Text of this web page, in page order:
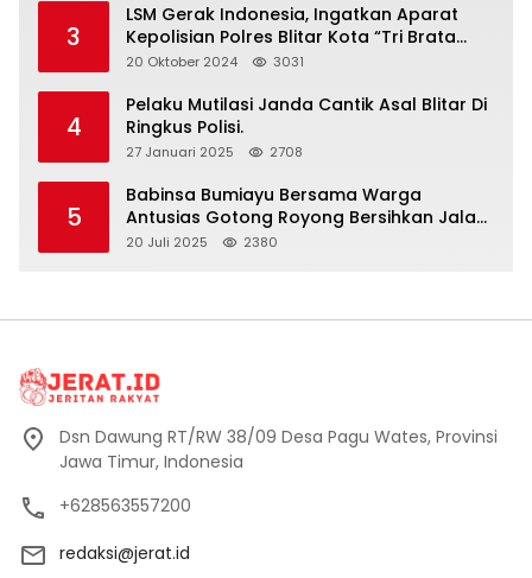
3
LSM Gerak Indonesia, Ingatkan Aparat
Kepolisian Polres Blitar Kota “Tri Brata
Polri” Harus Diamalkan
20 Oktober 2024 3031
4
Pelaku Mutilasi Janda Cantik Asal Blitar Di
Ringkus Polisi.
27 Januari 2025 2708
5
Babinsa Bumiayu Bersama Warga
Antusias Gotong Royong Bersihkan Jalan
Dusun Banaran
20 Juli 2025 2380
Dsn Dawung RT/RW 38/09 Desa Pagu Wates, Provinsi
Jawa Timur, Indonesia
+628563557200
redaksi@jerat.id